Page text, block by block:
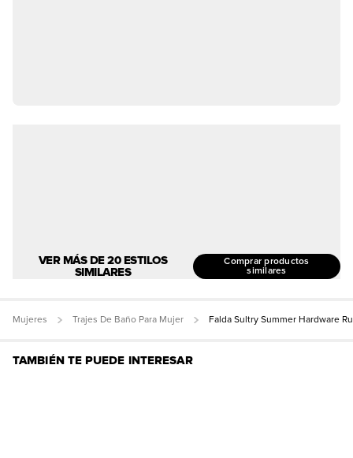
VER MÁS DE 20 ESTILOS
SIMILARES
Comprar productos
similares
Mujeres Trajes De Baño Para Mujer Falda Sultry Summer Hardware
TAMBIÉN TE PUEDE INTERESAR